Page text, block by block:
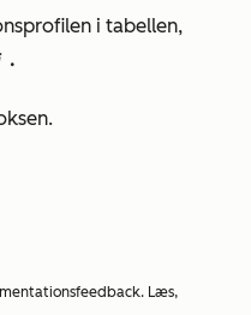
i tabellen,
.
Læs,